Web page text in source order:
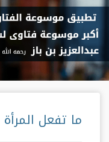
ما تفعل